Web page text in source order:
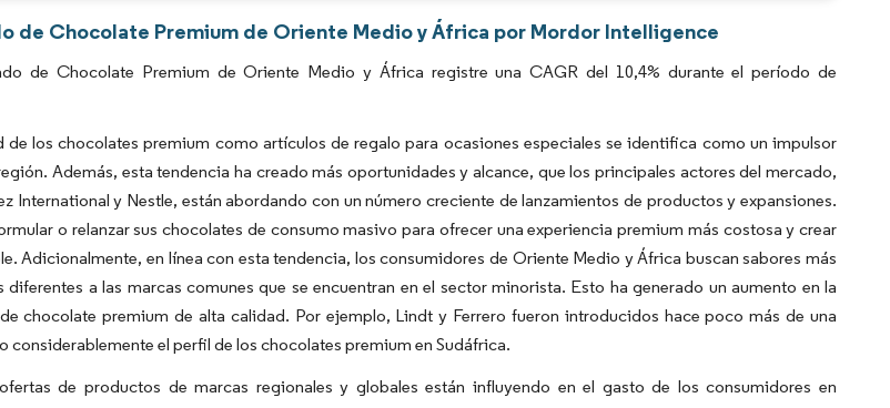
de Chocolate Premium de Oriente Medio y África por Mordor Intelligence
de Chocolate Premium de Oriente Medio y África registre una CAGR del 10,4% durante el período de
de los chocolates premium como artículos de regalo para ocasiones especiales se identifica como un impulsor
Además, esta tendencia ha creado más oportunidades y alcance, que los principales actores del mercado,
International y Nestle, están abordando con un número creciente de lanzamientos de productos y expansiones.
o relanzar sus chocolates de consumo masivo para ofrecer una experiencia premium más costosa y crear
Adicionalmente, en línea con esta tendencia, los consumidores de Oriente Medio y África buscan sabores más
a las marcas comunes que se encuentran en el sector minorista. Esto ha generado un aumento en la
chocolate premium de alta calidad. Por ejemplo, Lindt y Ferrero fueron introducidos hace poco más de una
considerablemente el perfil de los chocolates premium en Sudáfrica.
de productos de marcas regionales y globales están influyendo en el gasto de los consumidores en